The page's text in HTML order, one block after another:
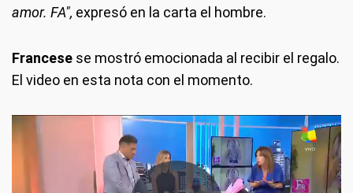
amor. FA", expresó en la carta el hombre.
Francese se mostró emocionada al recibir el regalo.
El video en esta nota con el momento.